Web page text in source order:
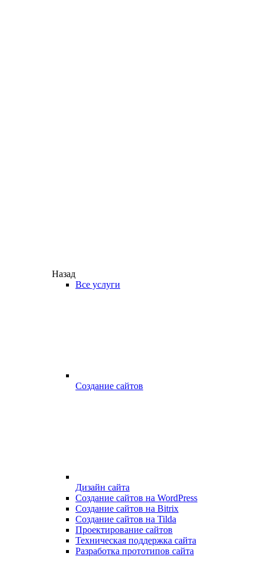
Назад
Все услуги
Создание сайтов
Дизайн сайта
Создание сайтов на WordPress
Создание сайтов на Bitrix
Создание сайтов на Tilda
Проектирование сайтов
Техническая поддержка сайта
Разработка прототипов сайта